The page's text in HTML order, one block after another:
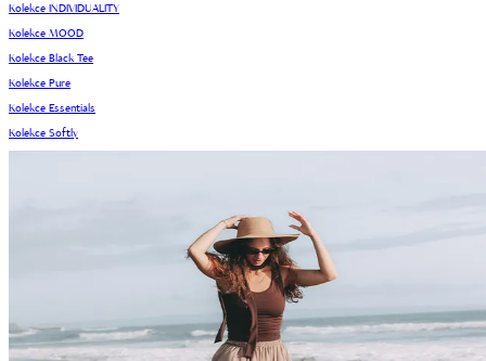
Kolekce INDIVIDUALITY
Kolekce MOOD
Kolekce Black Tee
Kolekce Pure
Kolekce Essentials
Kolekce Softly